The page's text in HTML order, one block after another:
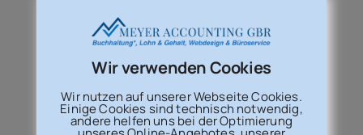
Wir verwenden Cookies
Wir nutzen auf unserer Webseite Cookies.
Einige Cookies sind technisch notwendig,
andere helfen uns bei der Optimierung